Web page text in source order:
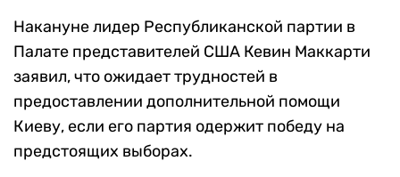
Накануне лидер Республиканской партии в
Палате представителей США Кевин Маккарти
заявил, что ожидает трудностей в
предоставлении дополнительной помощи
Киеву, если его партия одержит победу на
предстоящих выборах.